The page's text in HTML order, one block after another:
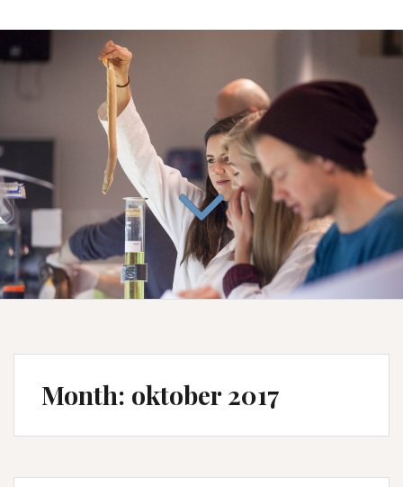
Month: oktober 2017